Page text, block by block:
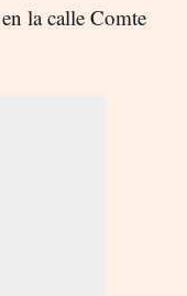
la calle Comte